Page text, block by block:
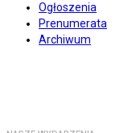
Ogłoszenia
Prenumerata
Archiwum